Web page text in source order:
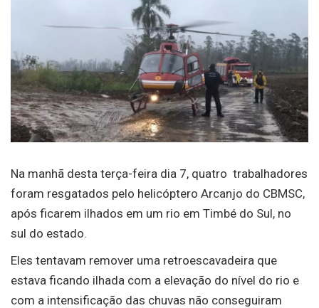
Na manhã desta terça-feira dia 7, quatro trabalhadores
foram resgatados pelo helicóptero Arcanjo do CBMSC,
após ficarem ilhados em um rio em Timbé do Sul, no
sul do estado.
Eles tentavam remover uma retroescavadeira que
estava ficando ilhada com a elevação do nível do rio e
com a intensificação das chuvas não conseguiram